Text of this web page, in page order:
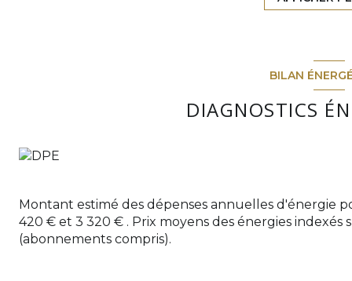
Dans le prolongement de la pièce de vie, une
Le rez de chaussée dispose également d’un
appréciable au quotidien. Vous y trouverez deux
À l’étage, la maison propose deux grandes belles
A l'extérieur, ce bien offre un jardin d'environ
convivialité. Une terrasse vous permettra de
stockage, stationnement, atelier ou espace de
Cette maison aux beaux volumes et au fort
environnement agréable tout en restant proche
Une visite s’impose pour découvrir tout le potentiel
BILAN
DIAGNOSTICS
Montant estimé des dépenses annuelles d'énergie
420 € et 3 320 € . Prix moyens des énergies indexés
(abonnements compris).